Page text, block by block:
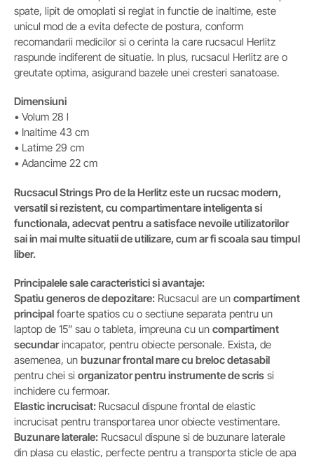
spate, lipit de omoplati si reglat in functie de inaltime, este
unicul mod de a evita defecte de postura, conform
recomandarii medicilor si o cerinta la care rucsacul Herlitz
raspunde indiferent de situatie. In plus, rucsacul Herlitz are o
greutate optima, asigurand bazele unei cresteri sanatoase.
Dimensiuni
• Volum 28 l
• Inaltime 43 cm
• Latime 29 cm
• Adancime 22 cm
Rucsacul Strings Pro de la Herlitz este un rucsac modern,
versatil si rezistent, cu compartimentare inteligenta si
functionala, adecvat pentru a satisface nevoile utilizatorilor
sai in mai multe situatii de utilizare, cum ar fi scoala sau timpul
liber.
Principalele sale caracteristici si avantaje:
Spatiu generos de depozitare: Rucsacul are un compartiment
principal foarte spatios cu o sectiune separata pentru un
laptop de 15” sau o tableta, impreuna cu un compartiment
secundarincapator, pentru obiecte personale. Exista, de
asemenea, un buzunar frontal mare cu breloc detasabil
pentru chei si organizator pentru instrumente de scris si
inchidere cu fermoar.
Elastic incrucisat: Rucsacul dispune frontal de elastic
incrucisat pentru transportarea unor obiecte vestimentare.
Buzunare laterale: Rucsacul dispune si de buzunare laterale
din plasa cu elastic, perfecte pentru a transporta sticle de apa